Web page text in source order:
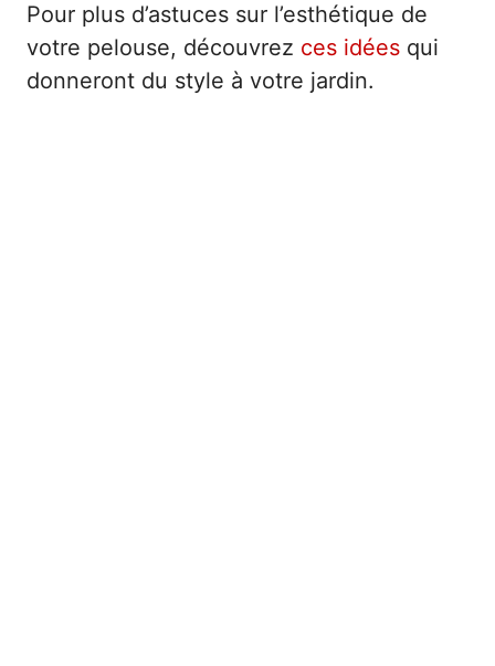
Pour plus d’astuces sur l’esthétique de
votre pelouse, découvrez ces idées qui
donneront du style à votre jardin.